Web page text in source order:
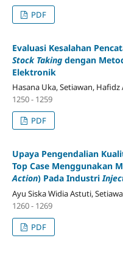
PDF
Evaluasi Kesalahan
Stock Takingdengan
Elektronik
Hasana Uka, Setiawan,
1250 - 1259
PDF
Upaya Pengendalian
Top Case Menggunakan
Action) Pada Industri
Ayu Siska Widia Astuti,
1260 - 1269
PDF